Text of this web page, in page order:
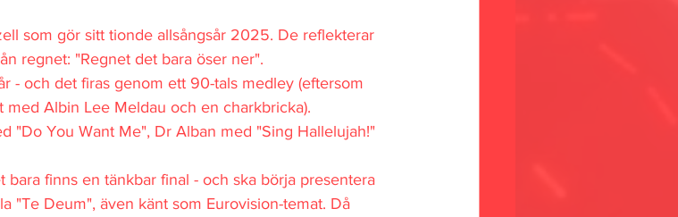
som gör sitt tionde allsångsår 2025. De reflekterar
regnet: "Regnet det bara öser ner".
- och det firas genom ett 90-tals medley (eftersom
Albin Lee Meldau och en charkbricka).
"Do You Want Me", Dr Alban med "Sing Hallelujah!"
bara finns en tänkbar final - och ska börja presentera
"Te Deum", även känt som Eurovision-temat. Då